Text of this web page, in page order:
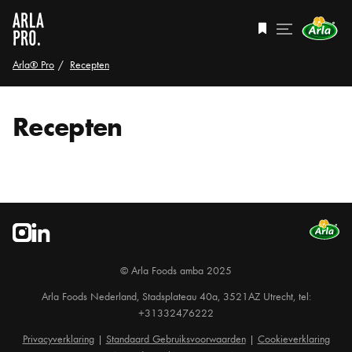
Arla® Pro Recepten
Recepten
© Arla Foods amba 2025
Arla Foods Nederland, Stadsplateau 40a, 3521AZ Utrecht, tel:
+31332476222
Privacyverklaring| Standaard Gebruiksvoorwaarden| Cookieverklaring